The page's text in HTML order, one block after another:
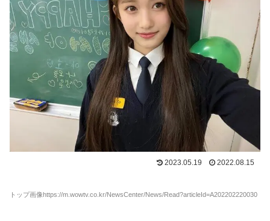
2023.05.19 2022.08.15
トップ画像https://m.wowtv.co.kr/NewsCenter/News/Read?articleId=A202202220030